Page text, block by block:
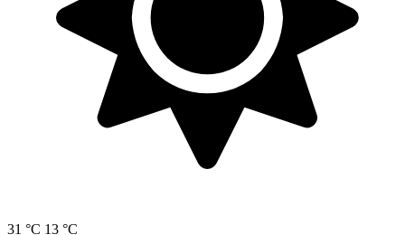
31 °C 13 °C